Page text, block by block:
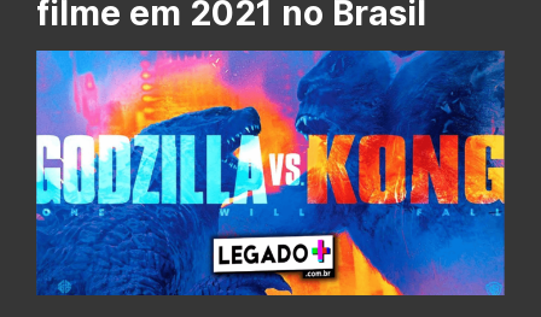
filme em 2021 no Brasil